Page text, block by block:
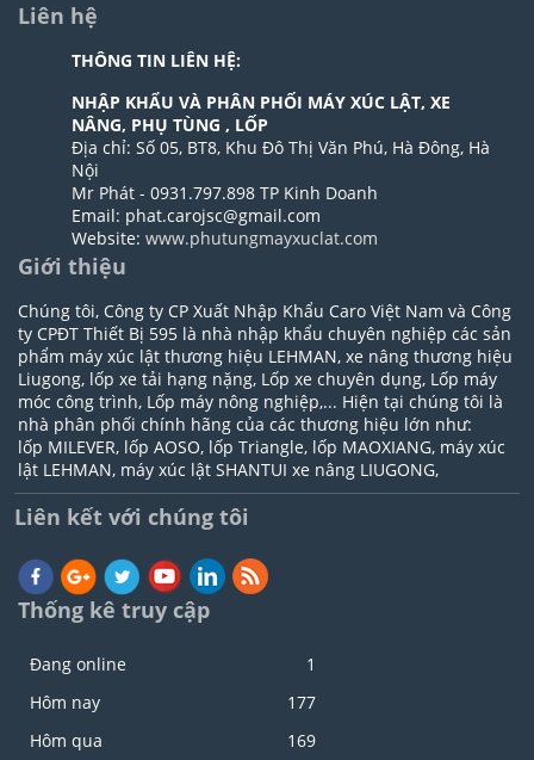
Liên hệ
THÔNG TIN LIÊN HỆ:
NHẬP KHẨU VÀ PHÂN PHỐI MÁY XÚC LẬT, XE
NÂNG, PHỤ TÙNG , LỐP
Địa chỉ: Số 05, BT8, Khu Đô Thị Văn Phú, Hà Đông, Hà
Nội
Mr Phát - 0931.797.898 TP Kinh Doanh
Email: phat.carojsc@gmail.com
Website: www.phutungmayxuclat.com
Giới thiệu
Chúng tôi, Công ty CP Xuất Nhập Khẩu Caro Việt Nam và Công
ty CPĐT Thiết Bị 595 là nhà nhập khẩu chuyên nghiệp các sản
phẩm máy xúc lật thương hiệu LEHMAN, xe nâng thương hiệu
Liugong, lốp xe tải hạng nặng, Lốp xe chuyên dụng, Lốp máy
móc công trình, Lốp máy nông nghiệp,... Hiện tại chúng tôi là
nhà phân phối chính hãng của các thương hiệu lớn như:
lốp MILEVER, lốp AOSO, lốp Triangle, lốp MAOXIANG, máy xúc
lật LEHMAN, máy xúc lật SHANTUI xe nâng LIUGONG,
Liên kết với chúng tôi
Thống kê truy cập
Đang online
1
Hôm nay
177
Hôm qua
169